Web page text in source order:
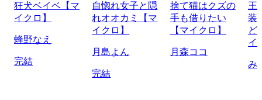
狂犬ベイベ【マ
イクロ】
蜂野なえ
完結
自惚れ女子と隠
れオオカミ【マ
イクロ】
月島よん
完結
捨て猫はクズの
手も借りたい
【マイクロ】
月森ココ
王
装
ど
イ
み